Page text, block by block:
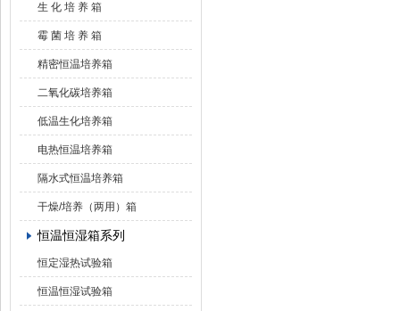
生 化 培 养 箱
霉 菌 培 养 箱
精密恒温培养箱
二氧化碳培养箱
低温生化培养箱
电热恒温培养箱
隔水式恒温培养箱
干燥/培养（两用）箱
恒温恒湿箱系列
恒定湿热试验箱
恒温恒湿试验箱